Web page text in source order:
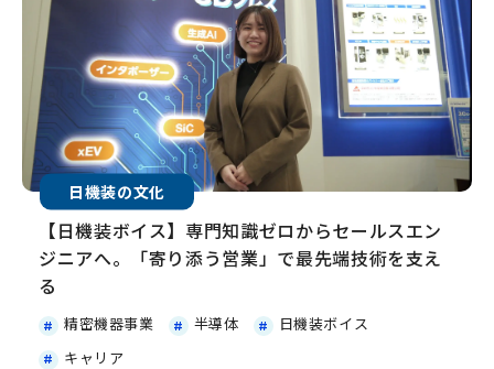
日機装の文化
【日機装ボイス】専門知識ゼロからセールスエン
ジニアへ。「寄り添う営業」で最先端技術を支え
る
精密機器事業 半導体
日機装ボイス
キャリア